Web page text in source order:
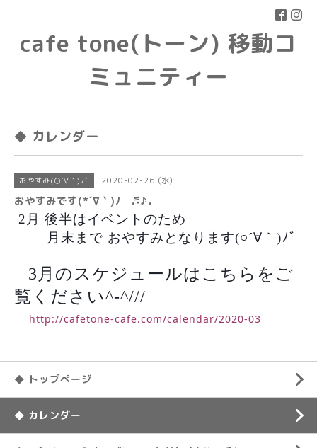
cafe tone(トーン) 移動コ
ミュニティー
◆ カレンダー
おやすみ(○´∀｀)ﾉﾞ 2020-02-26 (水)
おやすみです(*´∇｀)ﾉ ♬♪♩
2月 後半はイベントのため
月末まで おやすみとなります(○´∀｀)ﾉﾞ
3月のスケジュールはこちらをご
覧ください^-^///
http://cafetone-cafe.com/calendar/2020-03
◆ トップページ
◆ カレンダー